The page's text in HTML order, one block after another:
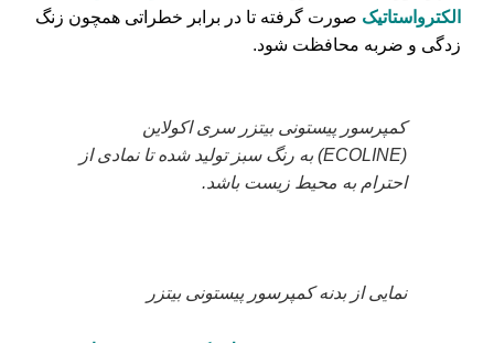
الکترواستاتیک صورت گرفته تا در برابر خطراتی همچون زنگ
زدگی و ضربه محافظت شود.
کمپرسور پیستونی بیتزر سری اکولاین
(ECOLINE) به رنگ سبز تولید شده تا نمادی از
احترام به محیط زیست باشد.
نمایی از بدنه کمپرسور پیستونی بیتزر